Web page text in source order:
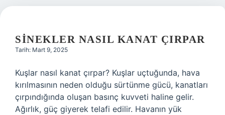
SINEKLER NASIL KANAT ÇIRPAR
Tarih: Mart 9, 2025
Kuşlar nasıl kanat çırpar? Kuşlar uçtuğunda, hava
kırılmasının neden olduğu sürtünme gücü, kanatları
çırpındığında oluşan basınç kuvveti haline gelir.
Ağırlık, güç giyerek telafi edilir. Havanın yük